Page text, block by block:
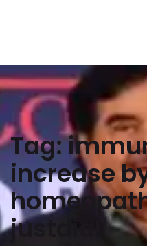
Tag:
increase
justdial